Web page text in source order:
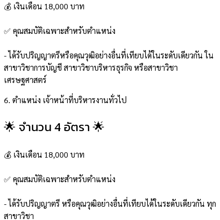
💰 เงินเดือน 18,000 บาท
✅ คุณสมบัติเฉพาะสำหรับตำแหน่ง
- ได้รับปริญญาตรีหรือคุณวุฒิอย่างอื่นที่เทียบได้ในระดับเดียวกัน ใน
สาขาวิชาการบัญชี สาขาวิชาบริหารธุรกิจ หรือสาขาวิชา
เศรษฐศาสตร์
6. ตำแหน่ง เจ้าหน้าที่บริหารงานทั่วไป
🌟 จำนวน 4 อัตรา 🌟
💰 เงินเดือน 18,000 บาท
✅ คุณสมบัติเฉพาะสำหรับตำแหน่ง
- ได้รับปริญญาตรี หรือคุณวุฒิอย่างอื่นที่เทียบได้ในระดับเดียวกัน ทุก
สาขาวิชา